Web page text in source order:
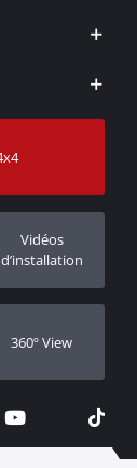
Vidéos
d’installation
360º View